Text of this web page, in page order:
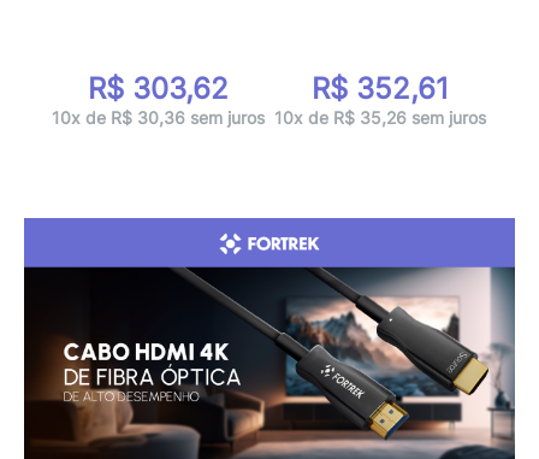
R$ 303,62
10x de R$ 30,36 sem juros
R$ 352,61
10x de R$ 35,26 sem juros